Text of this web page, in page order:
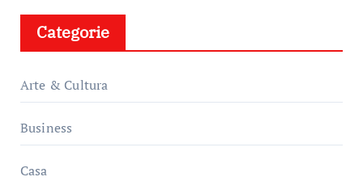
Categorie
Arte & Cultura
Business
Casa